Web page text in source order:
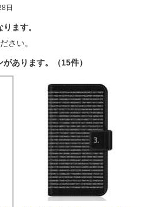
日
ます。
さい。
あります。（15件）